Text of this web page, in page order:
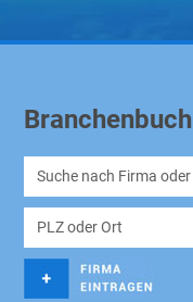
Branchenbuch